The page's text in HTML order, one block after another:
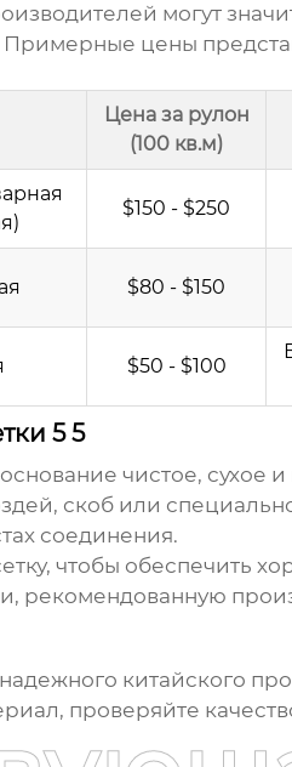
могут
Примерные цены
Цена за рулон
(100 кв.м)
$150 - $250
$80 - $150
$50 - $100
5 5
чистое, сухое
скоб или
соединения.
чтобы обеспечить
рекомендованную
китайского
проверяйте